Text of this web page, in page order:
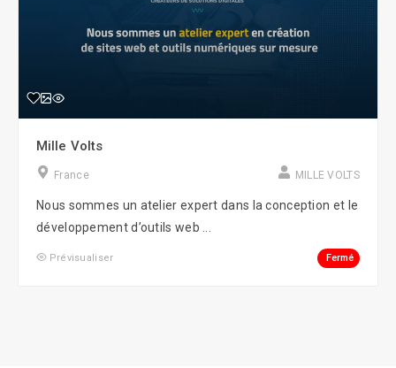
Mille Volts
France MILLE VOLTS
Nous sommes un atelier expert dans la conception et le
développement d’outils web ...
Prévisualiser Fermé